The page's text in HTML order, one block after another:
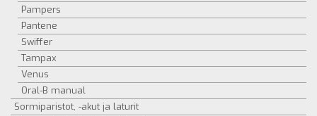
Pampers
Pantene
Swiffer
Tampax
Venus
Oral-B manual
Sormiparistot, -akut ja laturit